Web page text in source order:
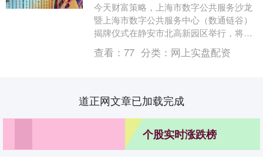
今天财富策略，上海市数字公共服务沙龙
暨上海市数字公共服务中心（数通链谷）
揭牌仪式在静安市北高新园区举行，将进
一步优化企业数字服务能级，打造“场景
+服务”双轮驱动....
查看： 77 分类： 网上实盘配资
道正网文章已加载完成
个股实时涨跌榜